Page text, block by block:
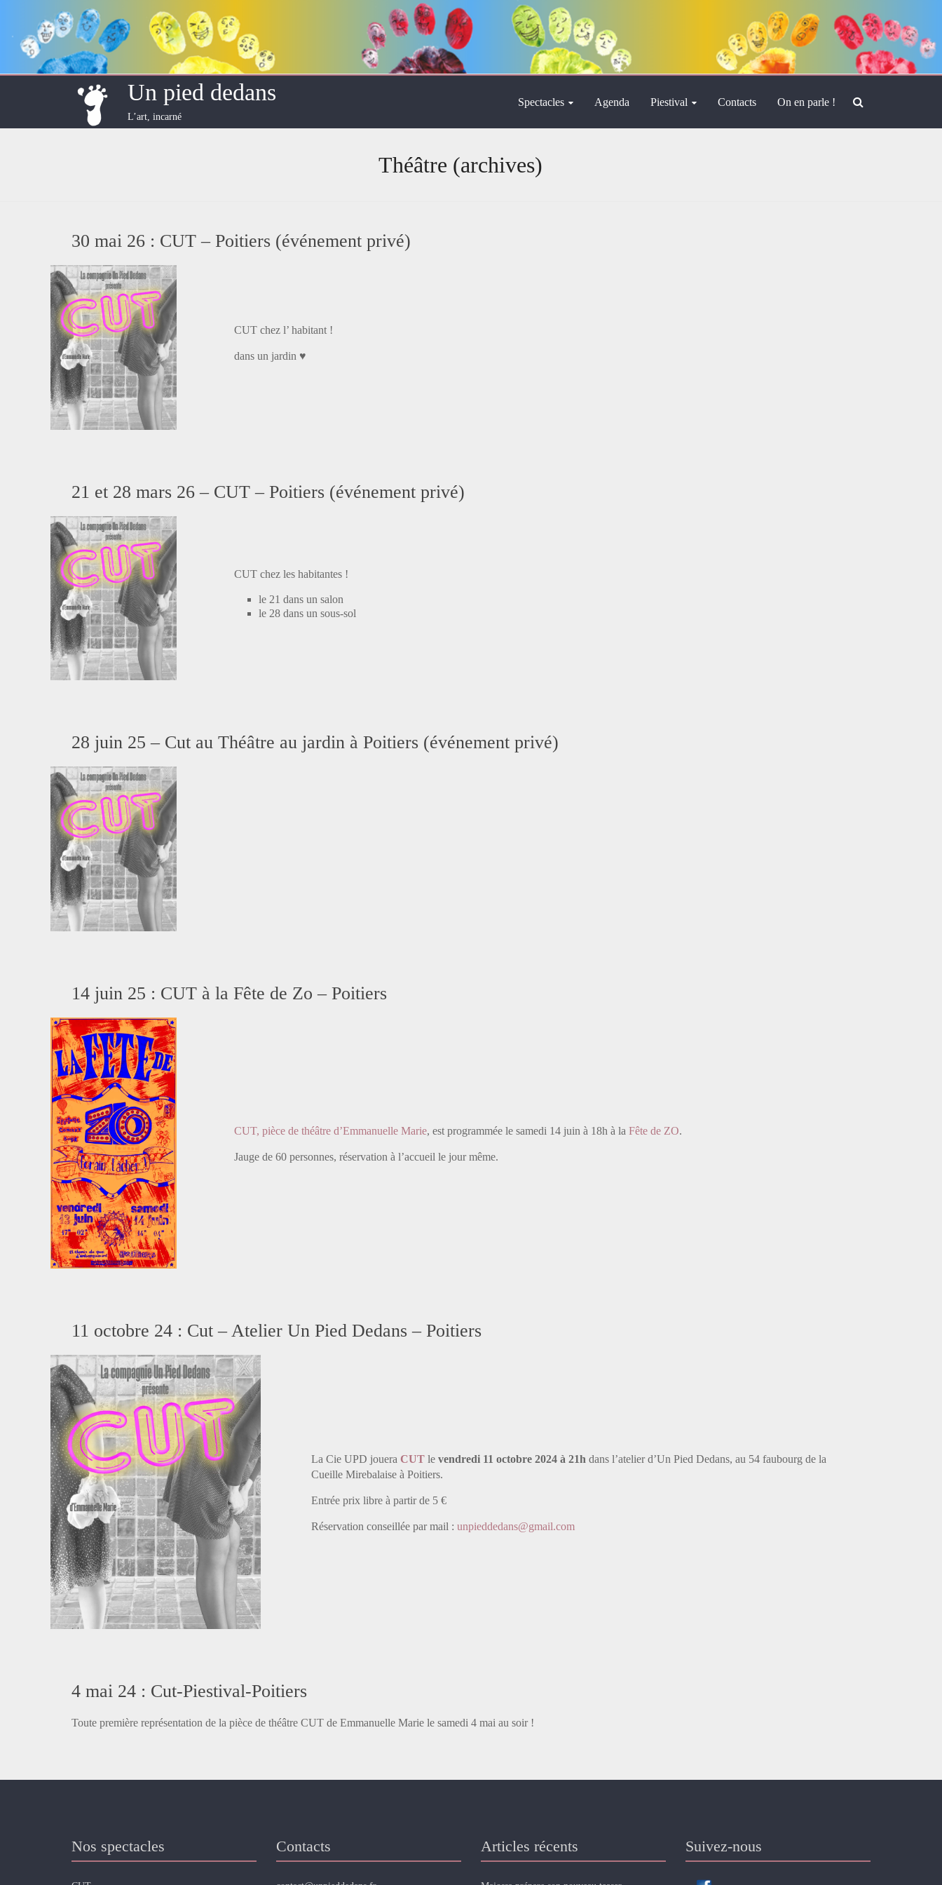
content
Un pied dedans
L’art, incarné
Spectacles Agenda Piestival Contacts On en parle !
Théâtre (archives)
30 mai 26 : CUT – Poitiers (événement privé)
CUT chez l’ habitant !
dans un jardin ♥
21 et 28 mars 26 – CUT – Poitiers (événement privé)
CUT chez les habitantes !
le 21 dans un salon
le 28 dans un sous-sol
28 juin 25 – Cut au Théâtre au jardin à Poitiers (événement privé)
14 juin 25 : CUT à la Fête de Zo – Poitiers
CUT, pièce de théâtre d’Emmanuelle Marie, est programmée le samedi 14 juin à 18h à la Fête de ZO.
Jauge de 60 personnes, réservation à l’accueil le jour même.
11 octobre 24 : Cut – Atelier Un Pied Dedans – Poitiers
La Cie UPD jouera CUT le vendredi 11 octobre 2024 à 21h dans l’atelier d’Un Pied Dedans, au 54 faubourg de la
Cueille Mirebalaise à Poitiers.
Entrée prix libre à partir de 5 €
Réservation conseillée par mail : unpieddedans@gmail.com
4 mai 24 : Cut-Piestival-Poitiers
Toute première représentation de la pièce de théâtre CUT de Emmanuelle Marie le samedi 4 mai au soir !
Nos spectacles Contacts Articles récents Suivez-nous